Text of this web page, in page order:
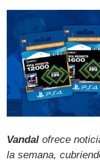
Vandal ofrece
la semana,